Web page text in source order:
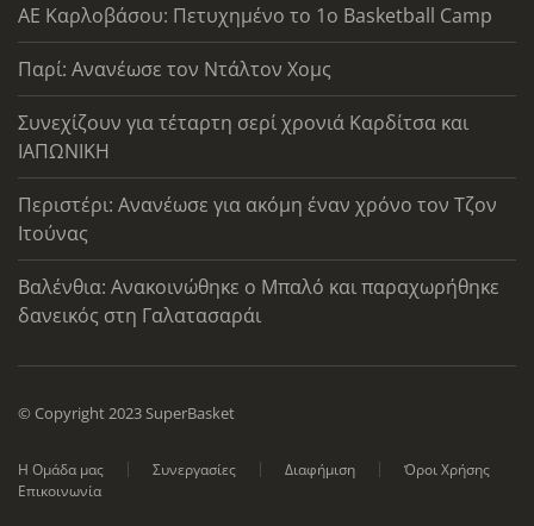
ΑΕ Καρλοβάσου: Πετυχημένο το 1ο Basketball Camp
Παρί: Ανανέωσε τον Ντάλτον Χομς
Συνεχίζουν για τέταρτη σερί χρονιά Καρδίτσα και
ΙΑΠΩΝΙΚΗ
Περιστέρι: Ανανέωσε για ακόμη έναν χρόνο τον Τζον
Ιτούνας
Βαλένθια: Ανακοινώθηκε ο Μπαλό και παραχωρήθηκε
δανεικός στη Γαλατασαράι
© Copyright 2023 SuperBasket
Η Ομάδα μας Συνεργασίες Διαφήμιση
Όροι Χρήσης
Επικοινωνία